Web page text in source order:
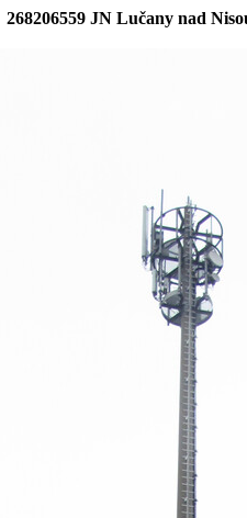
268206559 JN Lučany nad